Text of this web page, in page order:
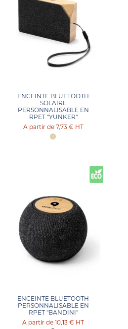
ENCEINTE BLUETOOTH
SOLAIRE
PERSONNALISABLE EN
RPET "YUNKER"
7,73 € HT
ENCEINTE BLUETOOTH
PERSONNALISABLE EN
RPET "BANDINI"
10,13 € HT